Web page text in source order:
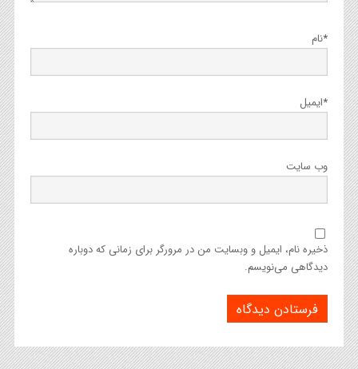
نام*
ایمیل*
وب‌ سایت
ذخیره نام، ایمیل و وبسایت من در مرورگر برای زمانی که دوباره
دیدگاهی می‌نویسم.